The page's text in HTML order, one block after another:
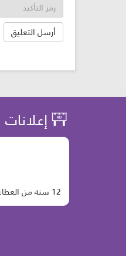
إعلانات
12 سنة من العطاء